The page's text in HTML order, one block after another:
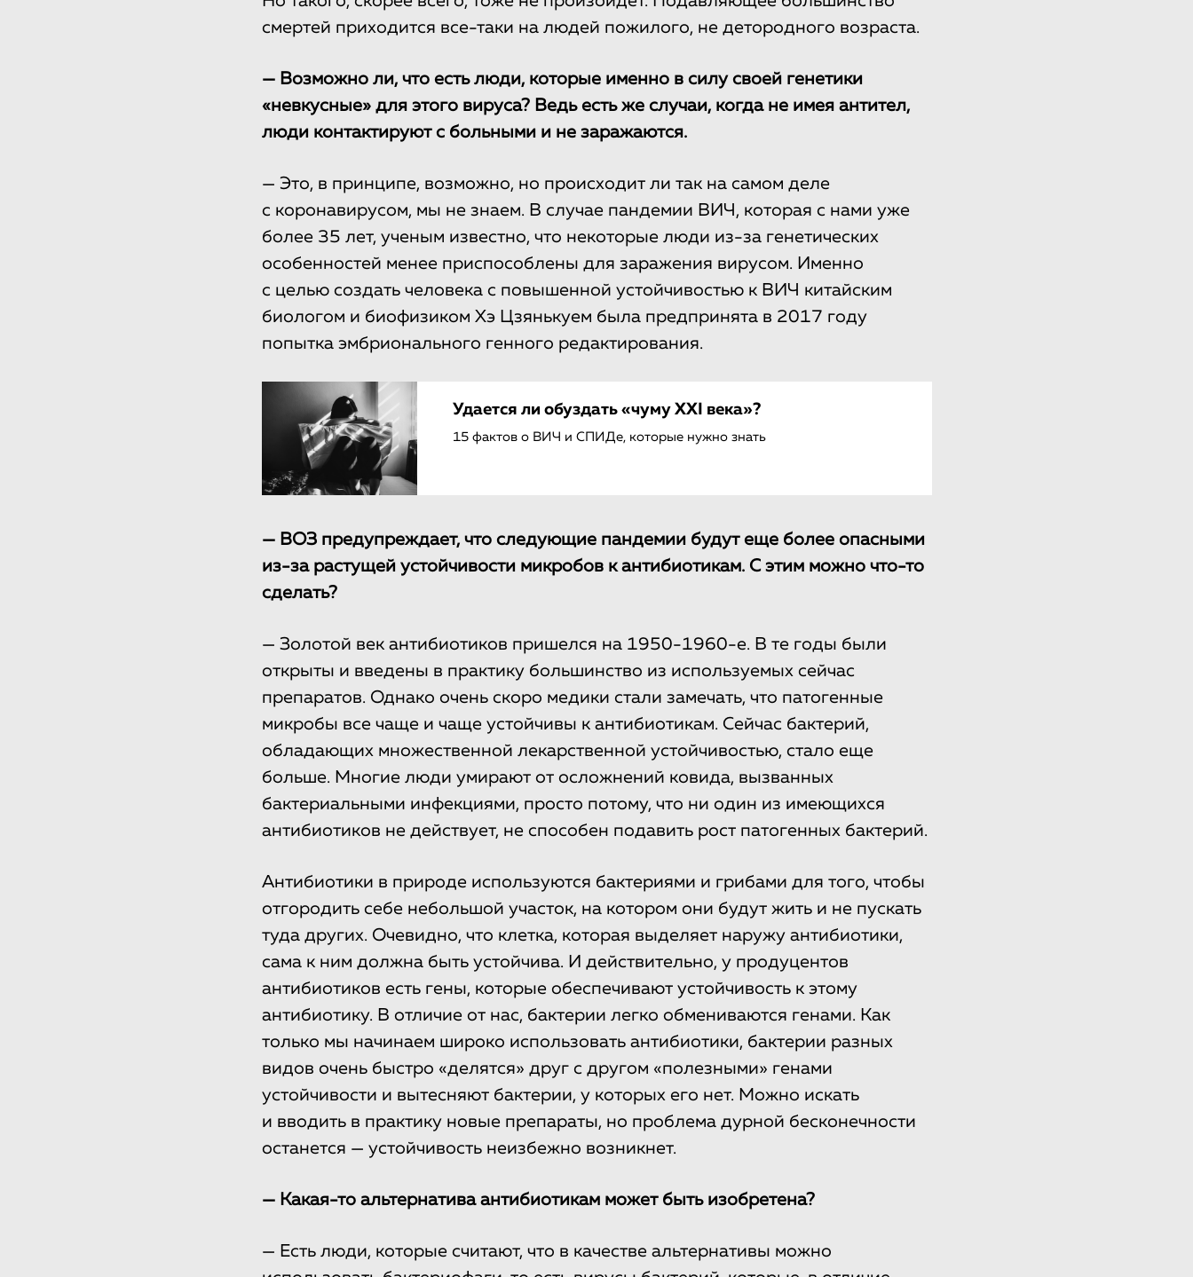
смертей приходится все-таки на людей пожилого, не детородного возраста.
— Возможно ли, что есть люди, которые именно в силу своей генетики
«невкусные» для этого вируса? Ведь есть же случаи, когда не имея антител,
люди контактируют с больными и не заражаются.
— Это, в принципе, возможно, но происходит ли так на самом деле
с коронавирусом, мы не знаем. В случае пандемии ВИЧ, которая с нами уже
более 35 лет, ученым известно, что некоторые люди из-за генетических
особенностей менее приспособлены для заражения вирусом. Именно
с целью создать человека с повышенной устойчивостью к ВИЧ китайским
биологом и биофизиком Хэ Цзянькуем была предпринята в 2017 году
попытка эмбрионального генного редактирования.
Удается ли обуздать «чуму XXI века»?
15 фактов о ВИЧ и СПИДе, которые нужно знать
— ВОЗ предупреждает, что следующие пандемии будут еще более опасными
из-за растущей устойчивости микробов к антибиотикам. С этим можно что-то
сделать?
— Золотой век антибиотиков пришелся на 1950-1960-е. В те годы были
открыты и введены в практику большинство из используемых сейчас
препаратов. Однако очень скоро медики стали замечать, что патогенные
микробы все чаще и чаще устойчивы к антибиотикам. Сейчас бактерий,
обладающих множественной лекарственной устойчивостью, стало еще
больше. Многие люди умирают от осложнений ковида, вызванных
бактериальными инфекциями, просто потому, что ни один из имеющихся
антибиотиков не действует, не способен подавить рост патогенных бактерий.
Антибиотики в природе используются бактериями и грибами для того, чтобы
отгородить себе небольшой участок, на котором они будут жить и не пускать
туда других. Очевидно, что клетка, которая выделяет наружу антибиотики,
сама к ним должна быть устойчива. И действительно, у продуцентов
антибиотиков есть гены, которые обеспечивают устойчивость к этому
антибиотику. В отличие от нас, бактерии легко обмениваются генами. Как
только мы начинаем широко использовать антибиотики, бактерии разных
видов очень быстро «делятся» друг с другом «полезными» генами
устойчивости и вытесняют бактерии, у которых его нет. Можно искать
и вводить в практику новые препараты, но проблема дурной бесконечности
останется — устойчивость неизбежно возникнет.
— Какая-то альтернатива антибиотикам может быть изобретена?
— Есть люди, которые считают, что в качестве альтернативы можно